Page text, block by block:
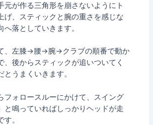
元が作る三角形を崩さないようにト
げ、スティックと腕の重さを感じな
へ落としていきます。
、左膝→腰→腕→クラブの順番で動か
、後からスティックが追いついてく
とうまくいきます。
フォロースルーにかけて、スイング
と鳴っていればしっかりヘッドが走
。